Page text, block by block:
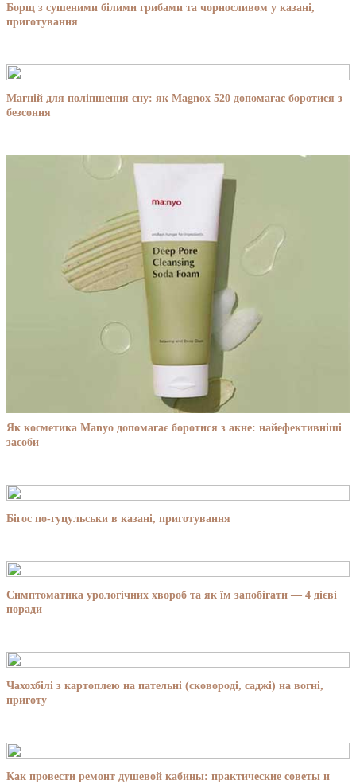
Борщ з сушеними білими грибами та чорносливом у казані,
приготування
Магній для поліпшення сну: як Magnox 520 допомагає боротися з
безсоння
Як косметика Manyo допомагає боротися з акне: найефективніші
засоби
Бігос по-гуцульськи в казані, приготування
Симптоматика урологічних хвороб та як їм запобігати — 4 дієві
поради
Чахохбілі з картоплею на пательні (сковороді, саджі) на вогні,
приготу
Как провести ремонт душевой кабины: практические советы и